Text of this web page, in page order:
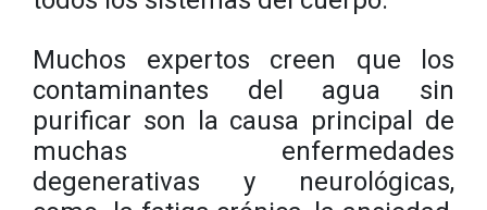
Muchos expertos creen que los
contaminantes del agua sin
purificar son la causa principal de
muchas enfermedades
degenerativas y neurológicas,